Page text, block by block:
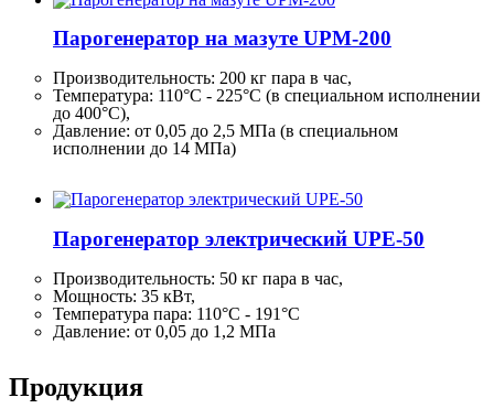
Парогенератор на мазуте UPM-200
Производительность: 200 кг пара в час,
Температура: 110°C - 225°C (в специальном исполнении
до 400°C),
Давление: от 0,05 до 2,5 МПа (в специальном
исполнении до 14 МПа)
Парогенератор электрический UPE-50
Производительность: 50 кг пара в час,
Мощность: 35 кВт,
Температура пара: 110°C - 191°C
Давление: от 0,05 до 1,2 МПа
Продукция